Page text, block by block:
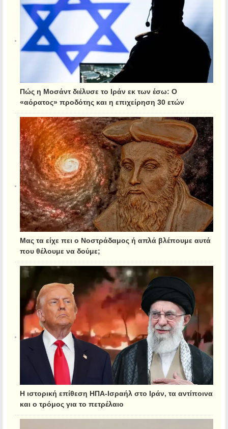
Πώς η Μοσάντ διέλυσε το Ιράν εκ των έσω: Ο
«αόρατος» προδότης και η επιχείρηση 30 ετών
Μας τα είχε πει ο Νοστράδαμος ή απλά βλέπουμε αυτά
που θέλουμε να δούμε;
Η ιστορική επίθεση ΗΠΑ-Ισραήλ στο Ιράν, τα αντίποινα
και ο τρόμος για το πετρέλαιο